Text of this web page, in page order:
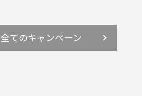
全てのキャンペーン